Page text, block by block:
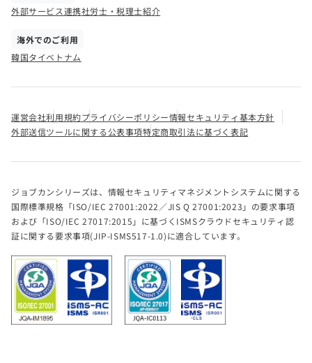
外部サービス連携社労士・税理士紹介
海外でのご利用
韓国タイベトナム
運営会社利用規約プライバシーポリシー情報セキュリティ基本方針
外部送信ツールに関する公表事項特定商取引法に基づく表記
ジョブカンシリーズは、情報セキュリティマネジメントシステムに関する
国際標準規格「ISO/IEC 27001:2022／JIS Q 27001:2023」の要求事項
および「ISO/IEC 27017:2015」に基づくISMSクラウドセキュリティ認
証に関する要求事項(JIP-ISMS517-1.0)に適合しています。